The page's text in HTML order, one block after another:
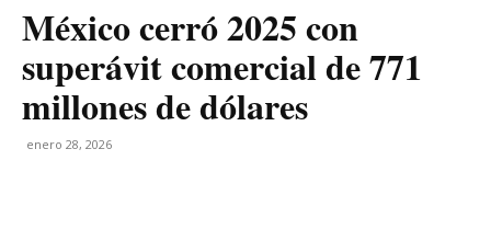
México cerró 2025 con
superávit comercial de 771
millones de dólares
enero 28, 2026